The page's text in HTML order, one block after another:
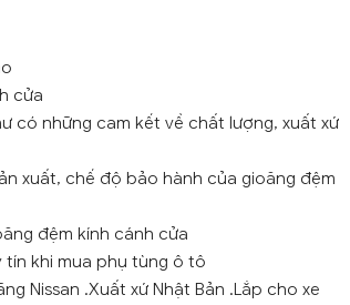
cửa
có những cam kết về chất lượng, xuất xứ
xuất, chế độ bảo hành của gioăng đệm
đệm kính cánh cửa
tín khi mua phụ tùng ô tô
Nissan .Xuất xứ Nhật Bản .Lắp cho xe